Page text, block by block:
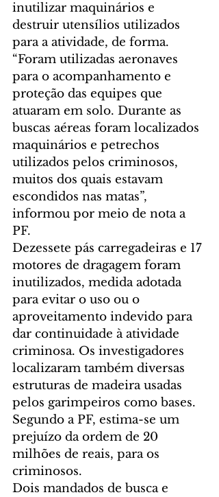
inutilizar maquinários e
destruir utensílios utilizados
para a atividade, de forma.
“Foram utilizadas aeronaves
para o acompanhamento e
proteção das equipes que
atuaram em solo. Durante as
buscas aéreas foram localizados
maquinários e petrechos
utilizados pelos criminosos,
muitos dos quais estavam
escondidos nas matas”,
informou por meio de nota a
PF.
Dezessete pás carregadeiras e 17
motores de dragagem foram
inutilizados, medida adotada
para evitar o uso ou o
aproveitamento indevido para
dar continuidade à atividade
criminosa. Os investigadores
localizaram também diversas
estruturas de madeira usadas
pelos garimpeiros como bases.
Segundo a PF, estima-se um
prejuízo da ordem de 20
milhões de reais, para os
criminosos.
Dois mandados de busca e